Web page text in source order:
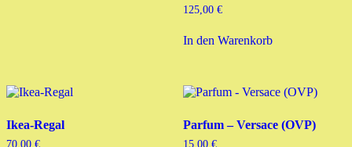
125,00 €
In den Warenkorb
Ikea-Regal
70,00 €
Parfum – Versace (OVP)
15,00 €